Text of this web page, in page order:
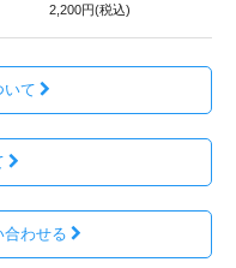
2,200円(税込)
いて
合わせる